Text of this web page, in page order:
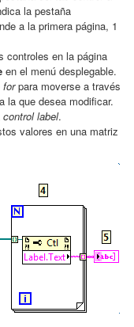
la pestaña
a la primera página, 1
controles en la página
en el menú desplegable.
forpara moverse a través
la que desea modificar.
control label.
valores en una matriz